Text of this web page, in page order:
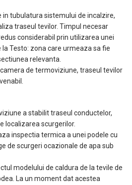
in tubulatura sistemului de incalzire,
traseul tevilor. Timpul necesar
considerabil prin utilizarea unei
Testo: zona care urmeaza sa fie
relevanta.
de termoviziune, traseul tevilor
a stabilit traseul conductelor,
localizarea scurgerilor.
inspectia termica a unei podele cu
de scurgeri ocazionale de apa sub
modelului de caldura de la tevile de
La un moment dat acestea